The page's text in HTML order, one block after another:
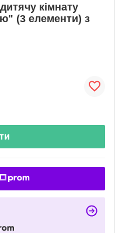
кімнату
(3 елементи) з